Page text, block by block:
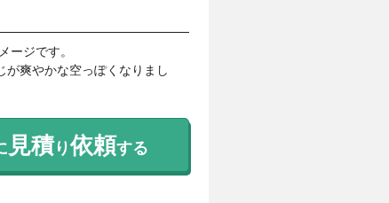
ージです。
が爽やかな空っぽくなりまし
見積り依頼する